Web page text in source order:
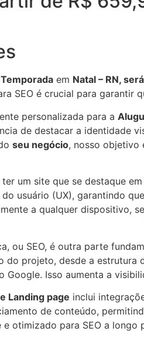
em Natal – RN, será
SEO é crucial para garantir
personalizada para a
de destacar a identidade
seu negócio, nosso objetivo
um site que se destaque
usuário (UX), garantindo
a qualquer dispositivo,
ou SEO, é outra parte
do projeto, desde a
Google. Isso aumenta a
Landing page inclui
de conteúdo,
otimizado para SEO a longo